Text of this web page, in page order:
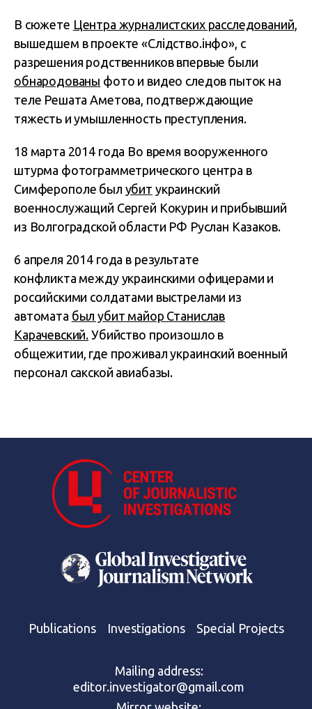
В сюжете Центра журналистских расследований,
вышедшем в проекте «Слідство.інфо», с
разрешения родственников впервые были
обнародованы фото и видео следов пыток на
теле Решата Аметова, подтверждающие
тяжесть и умышленность преступления.
18 марта 2014 года Во время вооруженного
штурма фотограмметрического центра в
Симферополе был убит украинский
военнослужащий Сергей Кокурин и прибывший
из Волгоградской области РФ Руслан Казаков.
6 апреля 2014 года в результате
конфликта между украинскими офицерами и
российскими солдатами выстрелами из
автомата был убит майор Станислав
Карачевский. Убийство произошло в
общежитии, где проживал украинский военный
персонал сакской авиабазы.
Publications Investigations Special Projects
Mailing address:
editor.investigator@gmail.com